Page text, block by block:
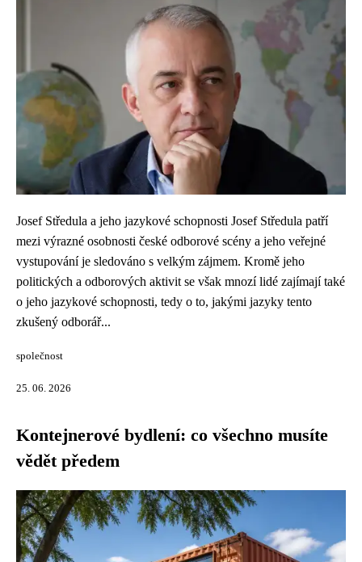
Josef Středula a jeho jazykové schopnosti Josef Středula patří
mezi výrazné osobnosti české odborové scény a jeho veřejné
vystupování je sledováno s velkým zájmem. Kromě jeho
politických a odborových aktivit se však mnozí lidé zajímají také
o jeho jazykové schopnosti, tedy o to, jakými jazyky tento
zkušený odborář...
společnost
25. 06. 2026
Kontejnerové bydlení: co všechno musíte
vědět předem